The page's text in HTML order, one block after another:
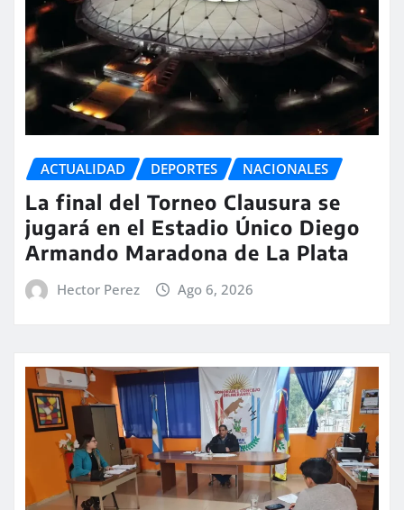
ACTUALIDAD DEPORTES NACIONALES
La final del Torneo Clausura se
jugará en el Estadio Único Diego
Armando Maradona de La Plata
Hector Perez Ago 6, 2026